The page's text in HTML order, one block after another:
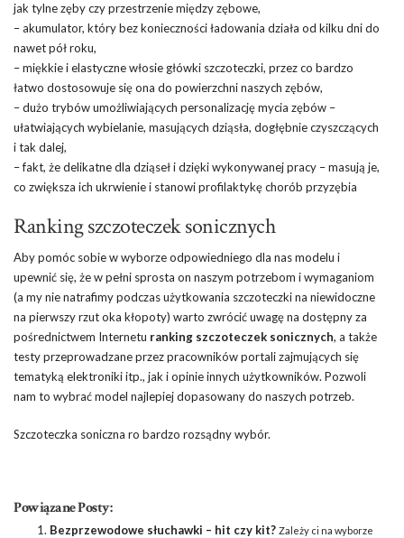
jak tylne zęby czy przestrzenie między zębowe,
– akumulator, który bez konieczności ładowania działa od kilku dni do
nawet pół roku,
– miękkie i elastyczne włosie główki szczoteczki, przez co bardzo
łatwo dostosowuje się ona do powierzchni naszych zębów,
– dużo trybów umożliwiających personalizację mycia zębów –
ułatwiających wybielanie, masujących dziąsła, dogłębnie czyszczących
i tak dalej,
– fakt, że delikatne dla dziąseł i dzięki wykonywanej pracy – masują je,
co zwiększa ich ukrwienie i stanowi profilaktykę chorób przyzębia
Ranking szczoteczek sonicznych
Aby pomóc sobie w wyborze odpowiedniego dla nas modelu i
upewnić się, że w pełni sprosta on naszym potrzebom i wymaganiom
(a my nie natrafimy podczas użytkowania szczoteczki na niewidoczne
na pierwszy rzut oka kłopoty) warto zwrócić uwagę na dostępny za
pośrednictwem Internetu ranking szczoteczek sonicznych, a także
testy przeprowadzane przez pracowników portali zajmujących się
tematyką elektroniki itp., jak i opinie innych użytkowników. Pozwoli
nam to wybrać model najlepiej dopasowany do naszych potrzeb.
Szczoteczka soniczna ro bardzo rozsądny wybór.
Powiązane Posty:
Bezprzewodowe słuchawki – hit czy kit? Zależy ci na wyborze